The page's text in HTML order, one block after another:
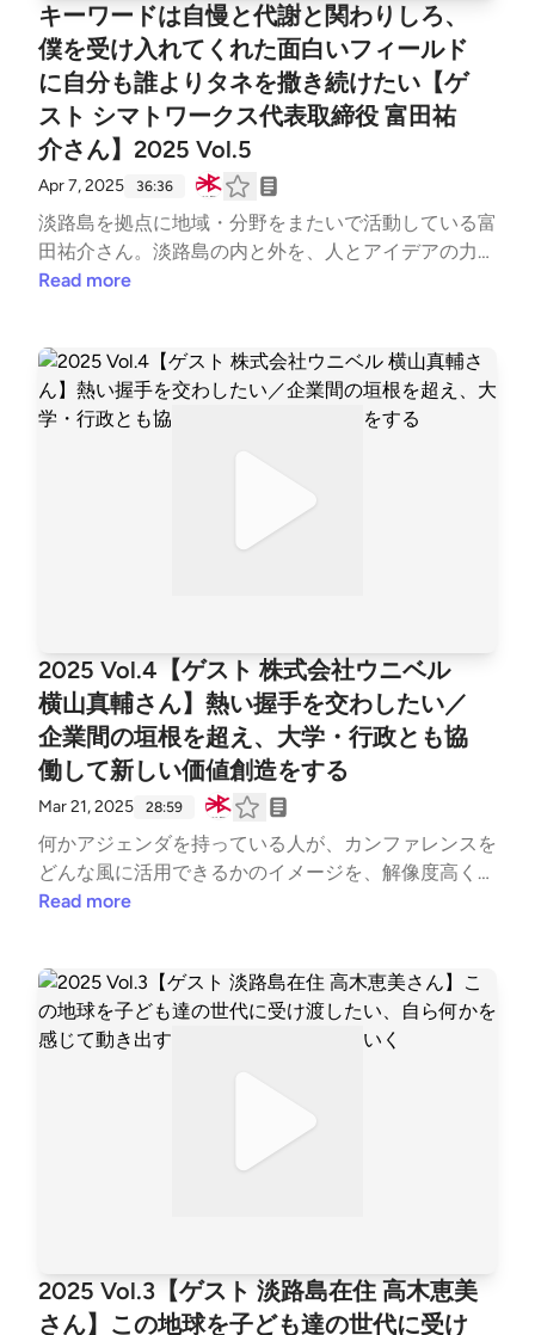
キーワードは自慢と代謝と関わりしろ、
僕を受け入れてくれた面白いフィールド
に自分も誰よりタネを撒き続けたい【ゲ
スト シマトワークス代表取締役 富田祐
介さん】2025 Vol.5
Apr 7, 2025 36:36
淡路島を拠点に地域・分野をまたいで活動している富
田祐介さん。淡路島の内と外を、人とアイデアの力で
つないでいます。例えばリモートワークやワーケーシ
出会える人たちに、提案をしてきた富田さん。その企
画力を、島外企業の新規事業立ち上げやリブランディ
ング支援から、インバウンド観光やまちおこし、企業
そんな富田さんが、そしてカンファレンス参加者に感
じてもらいたい淡路島の魅力、そしてBeyondカンフ
て建築設計業務（神戸・淡路島）。2006年、株式会
社日建ハウジングシステム勤務（東京）。設計事務所
に勤務する傍ら東京・淡路島を中心にイベントを開催
2012年、淡路はたらくカタチ研究島立上げ（淡路
島）、事業推進員として勤務。2013年、淡路はたら
くカタチ研究島 GOODDESIGN特別賞受賞。2014
年、シマトワークス設立。 〇パーソナリティ◯伊東
篤史（株式会社 ミズ 経営戦略本部 まちづくり推
進部 共創推進グループ ）北川幸子（NPO法人ETIC.
）
Read more
2025 Vol.4【ゲスト 株式会社ウニベル
横山真輔さん】熱い握手を交わしたい／
企業間の垣根を超え、大学・行政とも協
働して新しい価値創造をする
Mar 21, 2025 28:59
何かアジェンダを持っている人が、カンファレンスを
どんな風に活用できるかのイメージを、解像度高く持
っている方のひとりが横山真輔さんです。「Campus
画・進行をぐいっと進めてきた方でもあります。「カ
ンファレンスがきっかけでめちゃくちゃ繋がりが出来
た」と言う横山さんが、共創セッションに期待するこ
じて、地方の学生が直面する教育機会の格差に強い関
心を持つ。地方学生が抱える課題を解消し、全ての学
ース博士課程前期在籍中。 〇パーソナリティ◯河村
翔（株式会社ジャムセッションズ 共同代表／京都超
Read more
2025 Vol.3【ゲスト 淡路島在住 高木恵美
さん】この地球を子ども達の世代に受け